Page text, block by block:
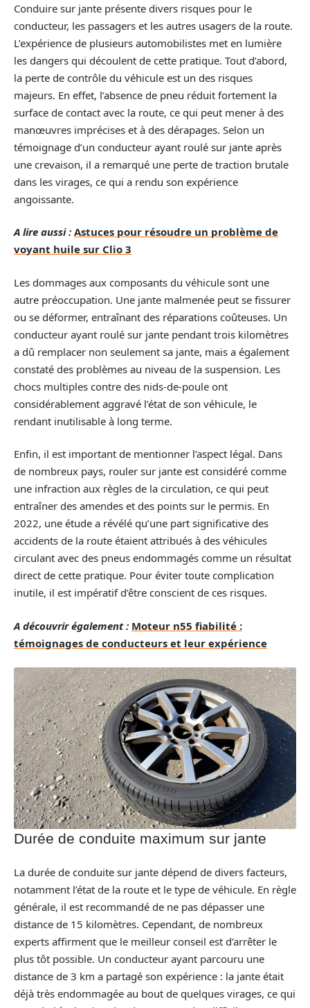
Conduire sur jante présente divers risques pour le
conducteur, les passagers et les autres usagers de la route.
L’expérience de plusieurs automobilistes met en lumière
les dangers qui découlent de cette pratique. Tout d’abord,
la perte de contrôle du véhicule est un des risques
majeurs. En effet, l’absence de pneu réduit fortement la
surface de contact avec la route, ce qui peut mener à des
manœuvres imprécises et à des dérapages. Selon un
témoignage d’un conducteur ayant roulé sur jante après
une crevaison, il a remarqué une perte de traction brutale
dans les virages, ce qui a rendu son expérience
angoissante.
A lire aussi : Astuces pour résoudre un problème de
voyant huile sur Clio 3
Les dommages aux composants du véhicule sont une
autre préoccupation. Une jante malmenée peut se fissurer
ou se déformer, entraînant des réparations coûteuses. Un
conducteur ayant roulé sur jante pendant trois kilomètres
a dû remplacer non seulement sa jante, mais a également
constaté des problèmes au niveau de la suspension. Les
chocs multiples contre des nids-de-poule ont
considérablement aggravé l’état de son véhicule, le
rendant inutilisable à long terme.
Enfin, il est important de mentionner l’aspect légal. Dans
de nombreux pays, rouler sur jante est considéré comme
une infraction aux règles de la circulation, ce qui peut
entraîner des amendes et des points sur le permis. En
2022, une étude a révélé qu’une part significative des
accidents de la route étaient attribués à des véhicules
circulant avec des pneus endommagés comme un résultat
direct de cette pratique. Pour éviter toute complication
inutile, il est impératif d’être conscient de ces risques.
A découvrir également : Moteur n55 fiabilité :
témoignages de conducteurs et leur expérience
Durée de conduite maximum sur jante
La durée de conduite sur jante dépend de divers facteurs,
notamment l’état de la route et le type de véhicule. En règle
générale, il est recommandé de ne pas dépasser une
distance de 15 kilomètres. Cependant, de nombreux
experts affirment que le meilleur conseil est d’arrêter le
plus tôt possible. Un conducteur ayant parcouru une
distance de 3 km a partagé son expérience : la jante était
déjà très endommagée au bout de quelques virages, ce qui